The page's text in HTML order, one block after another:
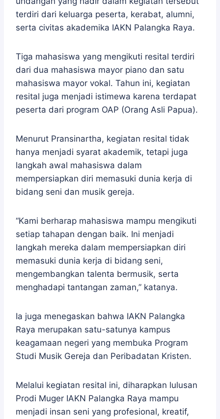
terdiri dari keluarga peserta, kerabat, alumni,
serta civitas akademika IAKN Palangka Raya.
Tiga mahasiswa yang mengikuti resital terdiri
dari dua mahasiswa mayor piano dan satu
mahasiswa mayor vokal. Tahun ini, kegiatan
resital juga menjadi istimewa karena terdapat
peserta dari program OAP (Orang Asli Papua).
Menurut Pransinartha, kegiatan resital tidak
hanya menjadi syarat akademik, tetapi juga
langkah awal mahasiswa dalam
mempersiapkan diri memasuki dunia kerja di
bidang seni dan musik gereja.
“Kami berharap mahasiswa mampu mengikuti
setiap tahapan dengan baik. Ini menjadi
langkah mereka dalam mempersiapkan diri
memasuki dunia kerja di bidang seni,
mengembangkan talenta bermusik, serta
menghadapi tantangan zaman,” katanya.
Ia juga menegaskan bahwa IAKN Palangka
Raya merupakan satu-satunya kampus
keagamaan negeri yang membuka Program
Studi Musik Gereja dan Peribadatan Kristen.
Melalui kegiatan resital ini, diharapkan lulusan
Prodi Muger IAKN Palangka Raya mampu
menjadi insan seni yang profesional, kreatif,